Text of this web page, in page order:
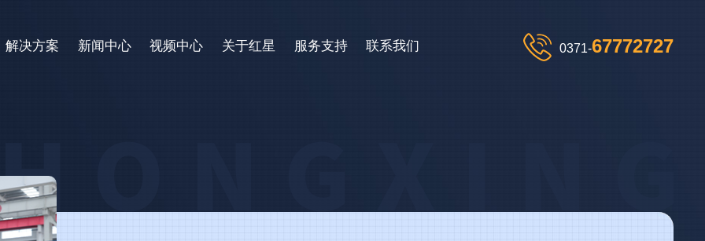
解决方案 新闻中心 视频中心 关于红星 服务支持 联系我们 0371-67772727